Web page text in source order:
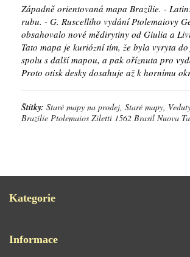
Západně orientovaná mapa Brazílie. -
rubu. - G. Ruscelliho vydání Ptolemaiovy
obsahovalo nové mědirytiny od Giulia a
Tato mapa je kuriózní tím, že byla vyryta do
spolu s další mapou, a pak oříznuta pro
Proto otisk desky dosahuje až k hornímu
Štítky: Staré mapy na prodej, Staré mapy,
Brazílie Ptolemaios Ziletti 1562 Brasil Nuova
Kategorie
Informace